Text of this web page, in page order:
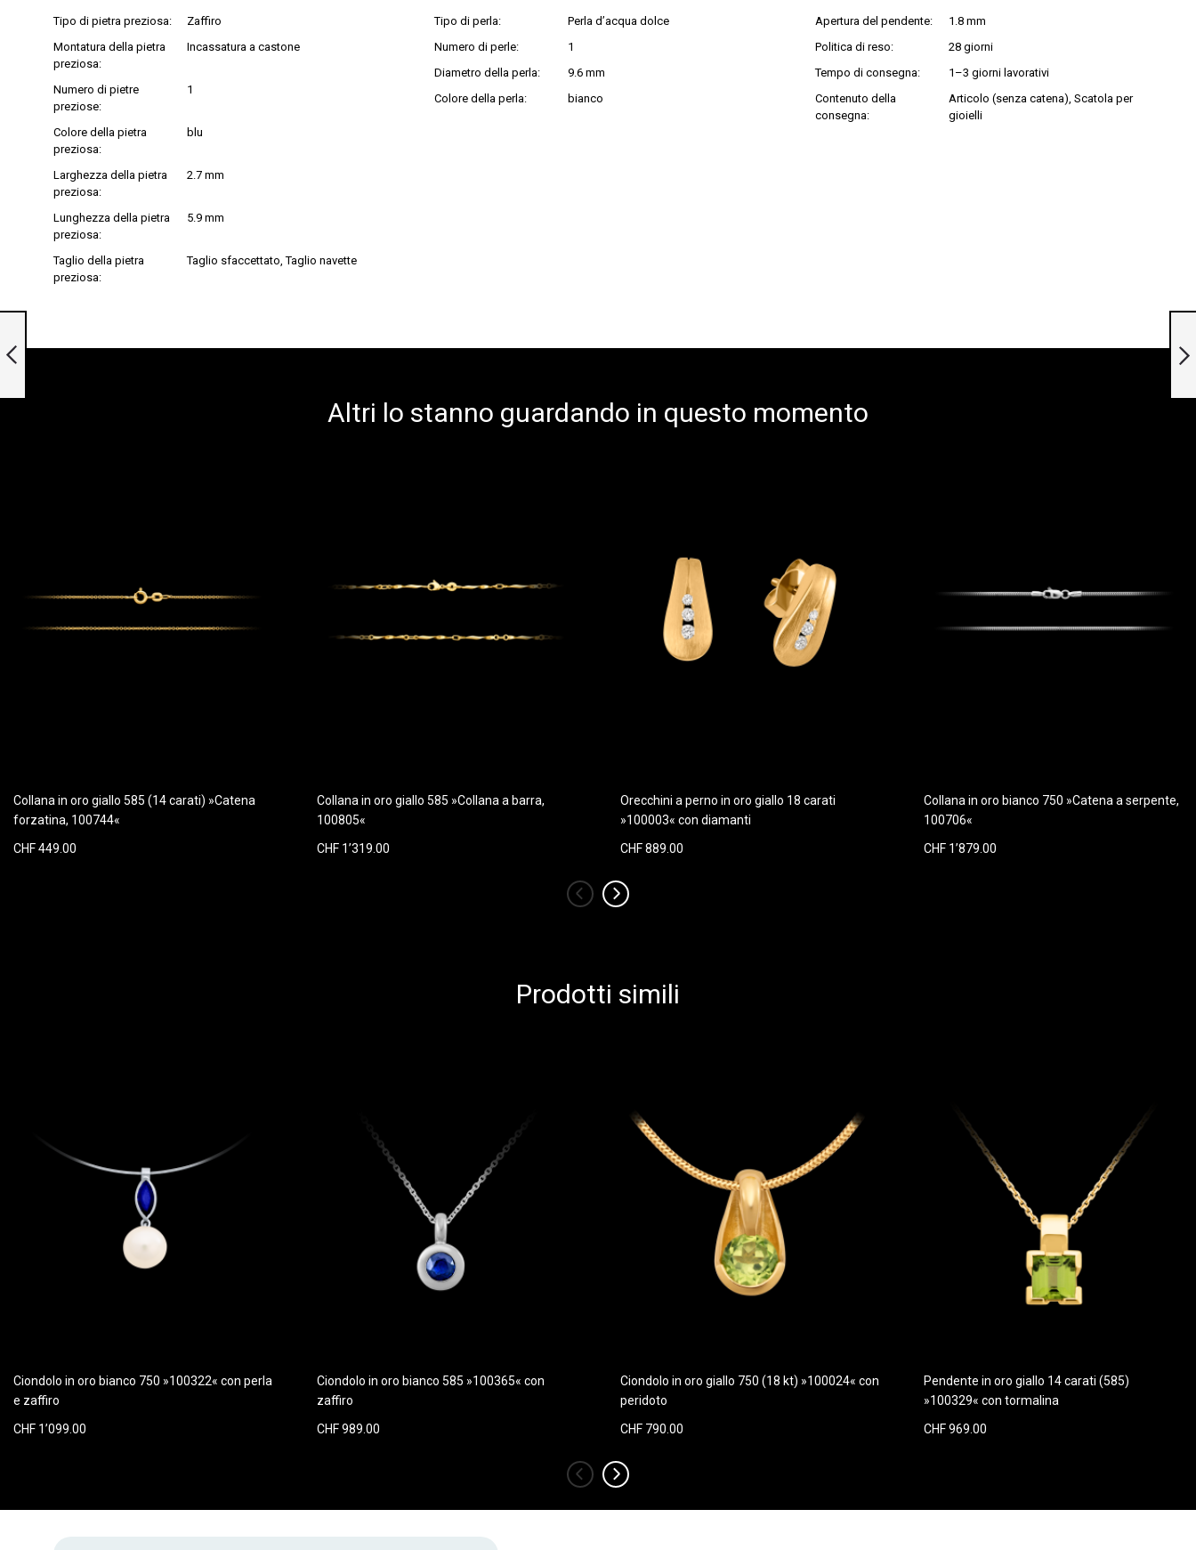
»100329« con
»100322« con perla
Tipo di pietra preziosa:
Zaffiro
Montatura della pietra
preziosa:
Incassatura a castone
Numero di pietre
preziose:
1
Colore della pietra
preziosa:
blu
Larghezza della pietra
preziosa:
2.7 mm
Lunghezza della pietra
preziosa:
5.9 mm
Taglio della pietra
preziosa:
Taglio sfaccettato, Taglio navette
Tipo di perla:
Perla d’acqua dolce
Numero di perle:
1
Diametro della perla:
9.6 mm
Colore della perla:
bianco
Apertura del pendente:
1.8 mm
Politica di reso:
28 giorni
Tempo di consegna:
1–3 giorni lavorativi
Contenuto della
consegna:
Articolo (senza catena), Scatola per
gioielli
Altri lo stanno guardando in questo momento
Collana in oro giallo 585 (14 carati) »Catena
forzatina, 100744«
CHF 449.00
Collana in oro giallo 585 »Collana a barra,
100805«
CHF 1’319.00
Orecchini a perno in oro giallo 18 carati
»100003« con diamanti
CHF 889.00
Collana in oro bianco 750 »Catena a serpente,
100706«
CHF 1’879.00
‹ ›
Prodotti simili
Ciondolo in oro bianco 750 »100322« con perla
e zaffiro
CHF 1’099.00
Ciondolo in oro bianco 585 »100365« con
zaffiro
CHF 989.00
Ciondolo in oro giallo 750 (18 kt) »100024« con
peridoto
CHF 790.00
Pendente in oro giallo 14 carati (585)
»100329« con tormalina
CHF 969.00
‹ ›